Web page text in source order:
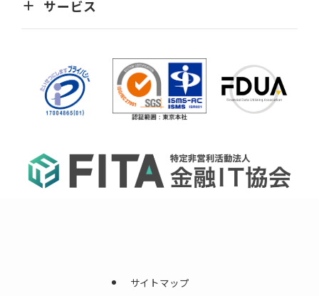
サービス
サイトマップ